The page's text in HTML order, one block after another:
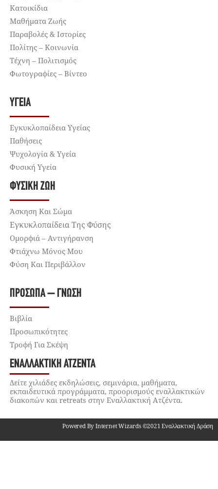
Κατοικίδια
Μαθήματα Ζωής
Παραβολές & Ιστορίες
Πολίτης – Κοινωνία
Τέχνη – Πολιτισμός
Φωτογραφίες – Βίντεο
ΥΓΕΊΑ
Εγκυκλοπαίδεια Υγείας
Παθήσεις
Ψυχολογία & Υγεία
Φυσική Υγεία
ΦΥΣΙΚΉ ΖΩΉ
Άσκηση Και Σώμα
Εγκυκλοπαίδεια Της Φύσης
Ομορφιά – Αντιγήρανση
Φτιάχνω Μόνος Μου
Φύση Και Περιβάλλον
ΠΡΌΣΩΠΑ – ΓΝΏΣΗ
Βιβλία
Προσωπικότητες
Τροφή Για Σκέψη
ΕΝΑΛΛΑΚΤΙΚΉ ΑΤΖΈΝΤΑ
Δείτε χιλιάδες εκδηλώσεις, σεμινάρια, μαθήματα,
εκπαιδευτικά προγράμματα, προορισμούς εναλλακτικών
διακοπών και retreats στην Εναλλακτική Ατζέντα.
Powered By Internet Wizards ©2021 Εναλλακτική Δράση